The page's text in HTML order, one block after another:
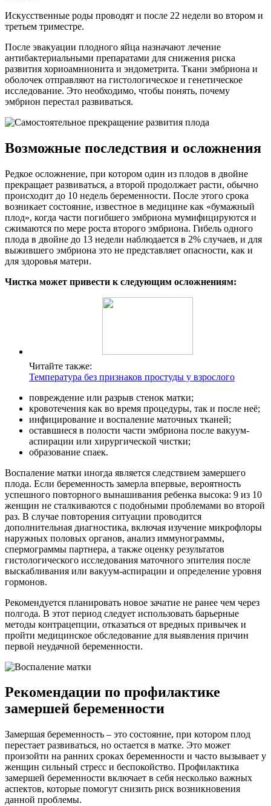
Искусственные роды проводят и после 22 недели во втором и
третьем триместре.
После эвакуации плодного яйца назначают лечение
антибактериальными препаратами для снижения риска
развития хориоамнионита и эндометрита. Ткани эмбриона и
оболочек отправляют на гистологическое и генетическое
исследование. Это необходимо, чтобы понять, почему
эмбрион перестал развиваться.
Возможные последствия и осложнения
Редкое осложнение, при котором один из плодов в двойне
прекращает развиваться, а второй продолжает расти, обычно
происходит до 10 недель беременности. После этого срока
возникает состояние, известное в медицине как «бумажный
плод», когда части погибшего эмбриона мумифицируются и
сжимаются по мере роста второго эмбриона. Гибель одного
плода в двойне до 13 недели наблюдается в 2% случаев, и для
выжившего эмбриона это не представляет опасности, как и
для здоровья матери.
Чистка может привести к следующим осложнениям:
Читайте также:
Температура без признаков простуды у взрослого
повреждение или разрыв стенок матки;
кровотечения как во время процедуры, так и после неё;
инфицирование и воспаление маточных тканей;
оставшиеся в полости части эмбриона после вакуум-
аспирации или хирургической чистки;
образование спаек.
Воспаление матки иногда является следствием замершего
плода. Если беременность замерла впервые, вероятность
успешного повторного вынашивания ребенка высока: 9 из 10
женщин не сталкиваются с подобными проблемами во второй
раз. В случае повторения ситуации проводится
дополнительная диагностика, включая изучение микрофлоры
наружных половых органов, анализ иммунограммы,
спермограммы партнера, а также оценку результатов
гистологического исследования маточного эпителия после
выскабливания или вакуум-аспирации и определение уровня
гормонов.
Рекомендуется планировать новое зачатие не ранее чем через
полгода. В этот период следует использовать барьерные
методы контрацепции, отказаться от вредных привычек и
пройти медицинское обследование для выявления причин
первой неудачной беременности.
Рекомендации по профилактике
замершей беременности
Замершая беременность – это состояние, при котором плод
перестает развиваться, но остается в матке. Это может
произойти на ранних сроках беременности и часто вызывает у
женщин сильный стресс и беспокойство. Профилактика
замершей беременности включает в себя несколько важных
аспектов, которые помогут снизить риск возникновения
данной проблемы.